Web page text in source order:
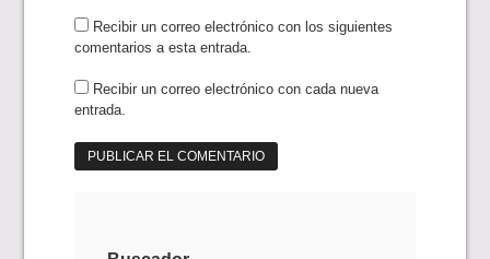
Recibir un correo electrónico con los siguientes
comentarios a esta entrada.
Recibir un correo electrónico con cada nueva
entrada.